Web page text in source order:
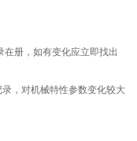
册，如有变化应立即找出
，对机械特性参数变化较大